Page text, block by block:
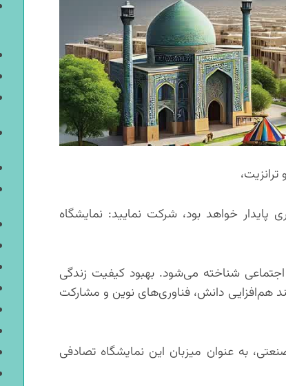
خواهد بود، شرکت نمایید: نمایشگاه
اجتماعی شناخته می‌شود. بهبود کیفیت زندگی
هم‌افزایی دانش، فناوری‌های نوین و مشارکت
به عنوان میزبان این نمایشگاه تصادفی